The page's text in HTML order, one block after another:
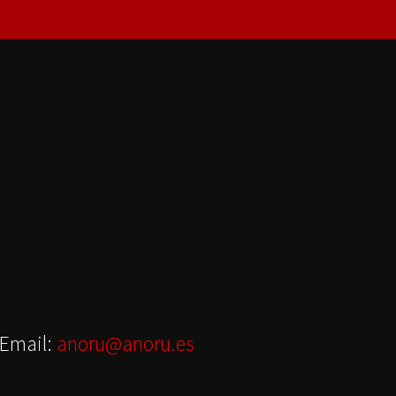
anoru@anoru.es